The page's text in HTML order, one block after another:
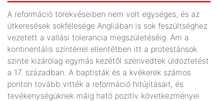
A reformáció törekvéseiben nem volt egységes, és az
útkeresések sokfélesége Angliában is sok feszültséghez
vezetett a vallási tolerancia megszületéséig. Ám a
kontinentális színtérrel ellentétben itt a protestánsok
szinte kizárólag egymás kezétől szenvedtek üldöztetést
a 17. században. A baptisták és a kvékerek számos
ponton tovább vitték a reformáció hitújításait, és
tevékenységüknek máig ható pozitív következményei